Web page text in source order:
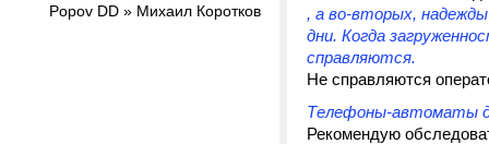
Popov DD » Михаил Коротков
, а во-вторых,
дни. Когда
справляются.
Не справляются
Телефоны-автоматы
Рекомендую